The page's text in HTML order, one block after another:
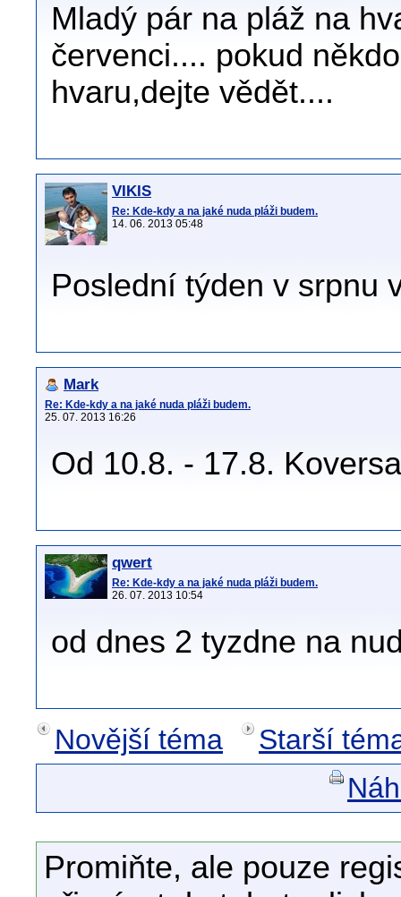
Mladý pár na pláž na
červenci.... pokud
hvaru,dejte vědět....
VIKIS
Re: Kde-kdy a na jaké nuda pláži budem.
14. 06. 2013 05:48
Poslední týden v srpnu
Mark
Re: Kde-kdy a na jaké nuda pláži budem.
25. 07. 2013 16:26
Od 10.8. - 17.8.
qwert
Re: Kde-kdy a na jaké nuda pláži budem.
26. 07. 2013 10:54
od dnes 2 tyzdne na
Novější téma
Starší
Promiňte, ale pouze